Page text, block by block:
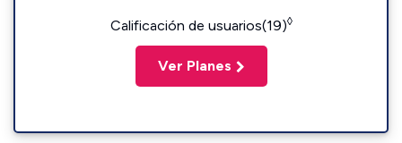
Calificación de usuarios(19)◊
Ver Planes